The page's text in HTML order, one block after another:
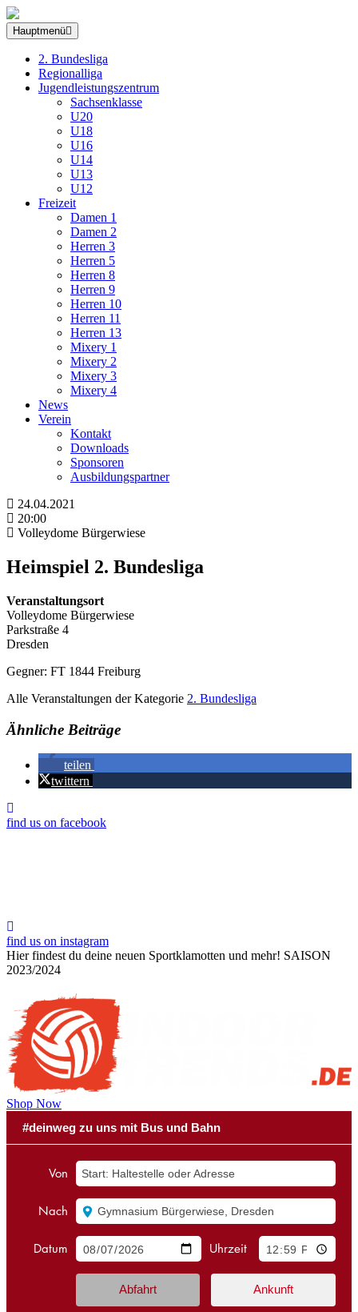
Hauptmenü
2. Bundesliga
Regionalliga
Jugendleistungszentrum
Sachsenklasse
U20
U18
U16
U14
U13
U12
Freizeit
Damen 1
Damen 2
Herren 3
Herren 5
Herren 8
Herren 9
Herren 10
Herren 11
Herren 13
Mixery 1
Mixery 2
Mixery 3
Mixery 4
News
Verein
Kontakt
Downloads
Sponsoren
Ausbildungspartner
24.04.2021
20:00
Volleydome Bürgerwiese
Heimspiel 2. Bundesliga
Veranstaltungsort
Volleydome Bürgerwiese
Parkstraße 4
Dresden
Gegner: FT 1844 Freiburg
Alle Veranstaltungen der Kategorie 2. Bundesliga
Ähnliche Beiträge
teilen
twittern
find us on facebook
find us on instagram
Hier findest du deine neuen Sportklamotten und mehr! SAISON
2023/2024
Shop Now